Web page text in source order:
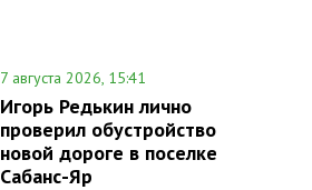
7 августа 2026, 15:41
Игорь Редькин лично
проверил обустройство
новой дороге в поселке
Сабанс-Яр